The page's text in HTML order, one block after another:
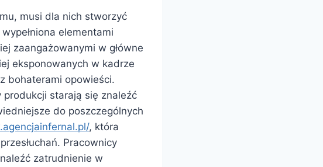
musi dla nich stworzyć
elementami
zaangażowanymi w główne
eksponowanych w kadrze
bohaterami opowieści.
starają się znaleźć
do poszczególnych
, która
Pracownicy
zatrudnienie w